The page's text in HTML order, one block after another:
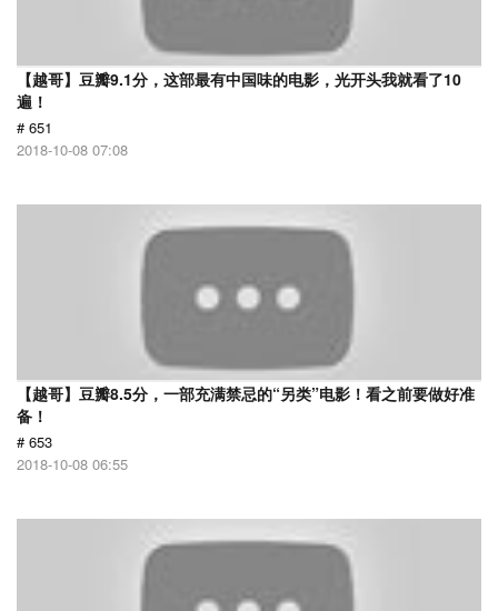
【越哥】豆瓣9.1分，这部最有中国味的电影，光开头我就看了10
遍！
# 651
2018-10-08 07:08
【越哥】豆瓣8.5分，一部充满禁忌的“另类”电影！看之前要做好准
备！
# 653
2018-10-08 06:55